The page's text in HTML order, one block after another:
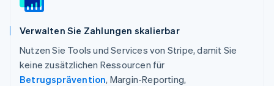
Verwalten Sie Zahlungen skalierbar
Nutzen Sie Tools und Services von Stripe, damit Sie
keine zusätzlichen Ressourcen für
Betrugsprävention, Margin-Reporting,